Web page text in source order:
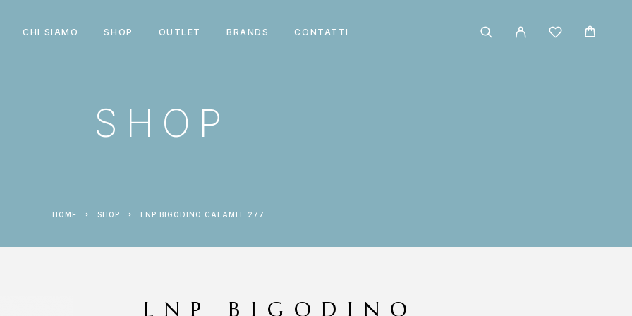
CHI SIAMO SHOP OUTLET BRANDS CONTATTI
SHOP
HOME SHOP LNP BIGODINO CALAMIT 277
LNP BIGODINO